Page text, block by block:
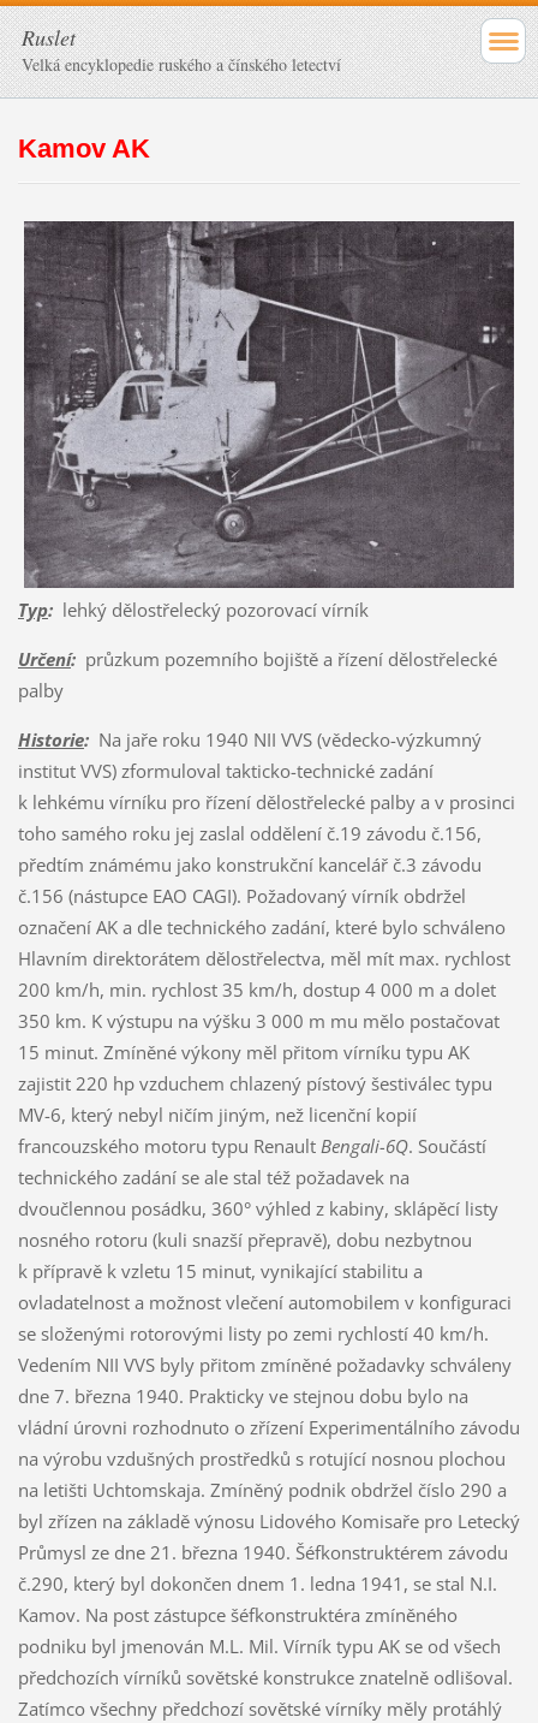
Ruslet
Velká encyklopedie ruského a čínského letectví
Kamov AK
Typ:lehký dělostřelecký pozorovací vírník
Určení:průzkum pozemního bojiště a řízení dělostřelecké
palby
Historie:Na jaře roku 1940 NII VVS (vědecko-výzkumný
institut VVS) zformuloval takticko-technické zadání
k lehkému vírníku pro řízení dělostřelecké palby a v prosinci
toho samého roku jej zaslal oddělení č.19 závodu č.156,
předtím známému jako konstrukční kancelář č.3 závodu
č.156 (nástupce EAO CAGI). Požadovaný vírník obdržel
označení AK a dle technického zadání, které bylo schváleno
Hlavním direktorátem dělostřelectva, měl mít max. rychlost
200 km/h, min. rychlost 35 km/h, dostup 4 000 m a dolet
350 km. K výstupu na výšku 3 000 m mu mělo postačovat
15 minut. Zmíněné výkony měl přitom vírníku typu AK
zajistit 220 hp vzduchem chlazený pístový šestiválec typu
MV-6, který nebyl ničím jiným, než licenční kopií
francouzského motoru typu Renault Bengali-6Q. Součástí
technického zadání se ale stal též požadavek na
dvoučlennou posádku, 360° výhled z kabiny, sklápěcí listy
nosného rotoru (kuli snazší přepravě), dobu nezbytnou
k přípravě k vzletu 15 minut, vynikající stabilitu a
ovladatelnost a možnost vlečení automobilem v konfiguraci
se složenými rotorovými listy po zemi rychlostí 40 km/h.
Vedením NII VVS byly přitom zmíněné požadavky schváleny
dne 7. března 1940. Prakticky ve stejnou dobu bylo na
vládní úrovni rozhodnuto o zřízení Experimentálního závodu
na výrobu vzdušných prostředků s rotující nosnou plochou
na letišti Uchtomskaja. Zmíněný podnik obdržel číslo 290 a
byl zřízen na základě výnosu Lidového Komisaře pro Letecký
Průmysl ze dne 21. března 1940. Šéfkonstruktérem závodu
č.290, který byl dokončen dnem 1. ledna 1941, se stal N.I.
Kamov. Na post zástupce šéfkonstruktéra zmíněného
podniku byl jmenován M.L. Mil. Vírník typu AK se od všech
předchozích vírníků sovětské konstrukce znatelně odlišoval.
Zatímco všechny předchozí sovětské vírníky měly protáhlý